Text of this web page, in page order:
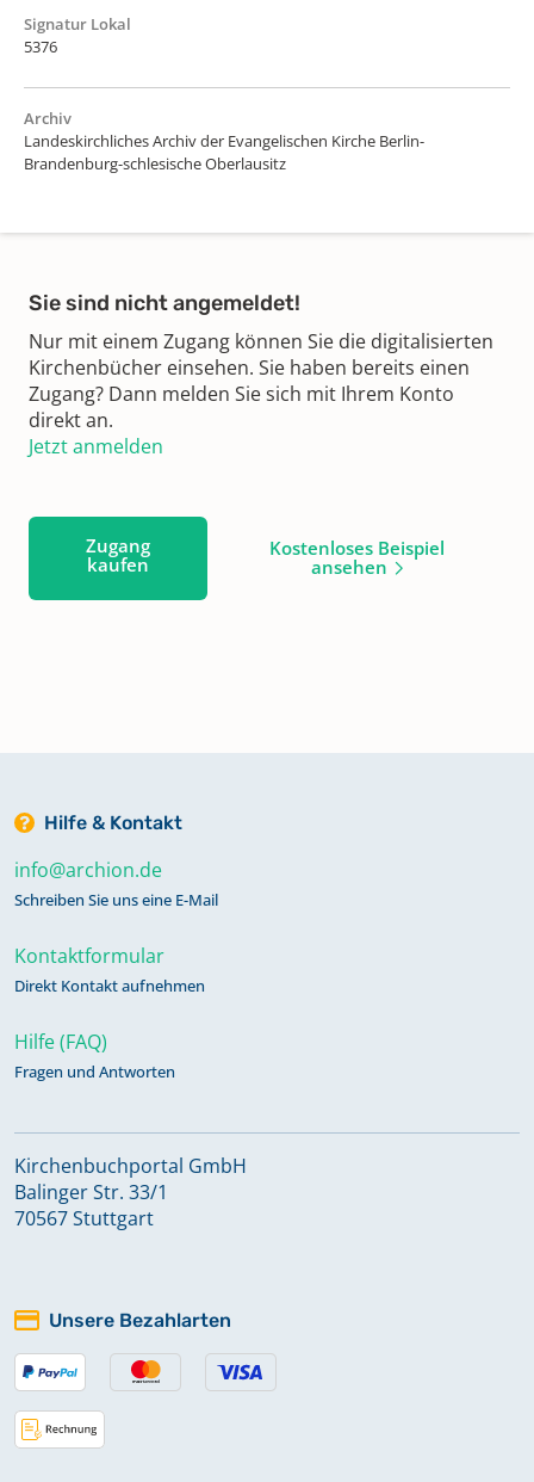
Signatur Lokal
5376
Archiv
Landeskirchliches Archiv der Evangelischen Kirche Berlin-
Brandenburg-schlesische Oberlausitz
Sie sind nicht angemeldet!
Nur mit einem Zugang können Sie die digitalisierten
Kirchenbücher einsehen. Sie haben bereits einen
Zugang? Dann melden Sie sich mit Ihrem Konto
direkt an.
Jetzt anmelden
Zugang
kaufen
Kostenloses Beispiel
ansehen
Hilfe & Kontakt
info@archion.de
Schreiben Sie uns eine E-Mail
Kontaktformular
Direkt Kontakt aufnehmen
Hilfe (FAQ)
Fragen und Antworten
Kirchenbuchportal GmbH
Balinger Str. 33/1
70567 Stuttgart
Unsere Bezahlarten